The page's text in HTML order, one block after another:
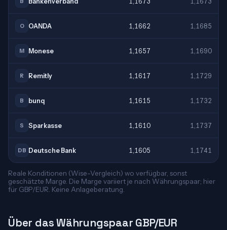
O OANDA 1,1662 1,1685
M Monese 1,1657 1,1690
R Remitly 1,1617 1,1729
B bunq 1,1615 1,1732
S Sparkasse 1,1610 1,1737
DB Deutsche Bank 1,1605 1,1741
Reale Konditionen (Wise-Vergleich) wo verfügbar, sonst
geschätzte Marge. Die Marge variiert je nach Währungspaar; hier
für GBP/EUR. Keine Anlageberatung.
Über das Währungspaar GBP/EUR